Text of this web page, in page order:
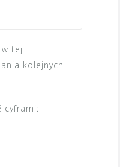
tej
kolejnych
cyframi: